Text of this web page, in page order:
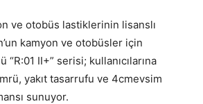
ve otobüs lastiklerinin lisanslı
kamyon ve otobüsler için
“R:01 II+” serisi; kullanıcılarına
yakıt tasarrufu ve 4cmevsim
sunuyor.